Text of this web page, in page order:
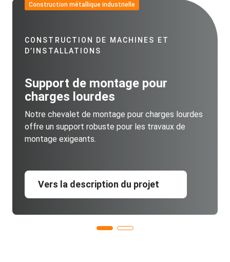
Construction métallique industrielle
CONSTRUCTION DE MACHINES ET
D’INSTALLATIONS
Support de montage pour
charges lourdes
Notre chevalet de montage pour charges lourdes
offre un support robuste pour les travaux de
montage exigeants.
Vers la description du projet